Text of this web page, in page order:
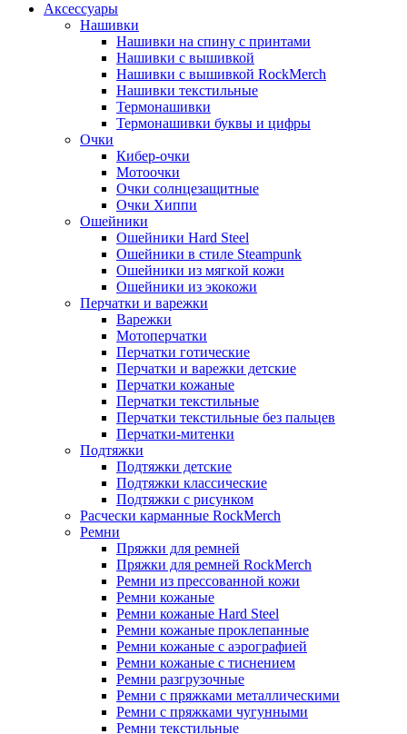
Аксессуары
Нашивки
Нашивки на спину с принтами
Нашивки с вышивкой
Нашивки с вышивкой RockMerch
Нашивки текстильные
Термонашивки
Термонашивки буквы и цифры
Очки
Кибер-очки
Мотоочки
Очки солнцезащитные
Очки Хиппи
Ошейники
Ошейники Hard Steel
Ошейники в стиле Steampunk
Ошейники из мягкой кожи
Ошейники из экокожи
Перчатки и варежки
Варежки
Мотоперчатки
Перчатки готические
Перчатки и варежки детские
Перчатки кожаные
Перчатки текстильные
Перчатки текстильные без пальцев
Перчатки-митенки
Подтяжки
Подтяжки детские
Подтяжки классические
Подтяжки с рисунком
Расчески карманные RockMerch
Ремни
Пряжки для ремней
Пряжки для ремней RockMerch
Ремни из прессованной кожи
Ремни кожаные
Ремни кожаные Hard Steel
Ремни кожаные проклепанные
Ремни кожаные с аэрографией
Ремни кожаные с тиснением
Ремни разгрузочные
Ремни с пряжками металлическими
Ремни с пряжками чугунными
Ремни текстильные